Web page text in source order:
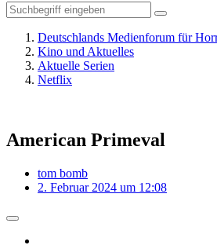
Deutschlands Medienforum für
Kino und Aktuelles
Aktuelle Serien
Netflix
American Primeval
tom bomb
2. Februar 2024 um 12:08